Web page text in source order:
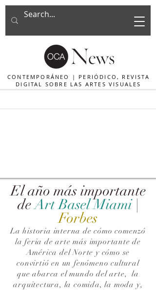
CONTEMPORÁNEO | PERIÓDICO, REVISTA
DIGITAL SOBRE LAS ARTES VISUALES
El año más importante
de Art Basel Miami |
Forbes
La historia interna de cómo comenzó
la feria de arte más importante de
América del Norte y cómo se
convirtió en un fenómeno cultural
que abarca el mundo del arte,la
arquitectura, la comida, la moda y,